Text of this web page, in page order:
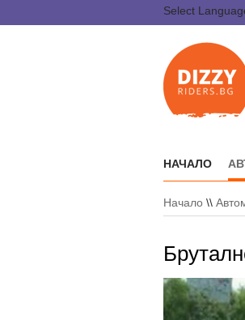
Select
НАЧАЛО
Начало \\